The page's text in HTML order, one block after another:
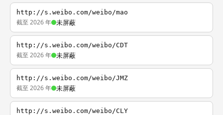
http://s.weibo.com/weibo/mao
截至 2026 年 未屏蔽
http://s.weibo.com/weibo/CDT
截至 2026 年 未屏蔽
http://s.weibo.com/weibo/JMZ
截至 2026 年 未屏蔽
http://s.weibo.com/weibo/CLY